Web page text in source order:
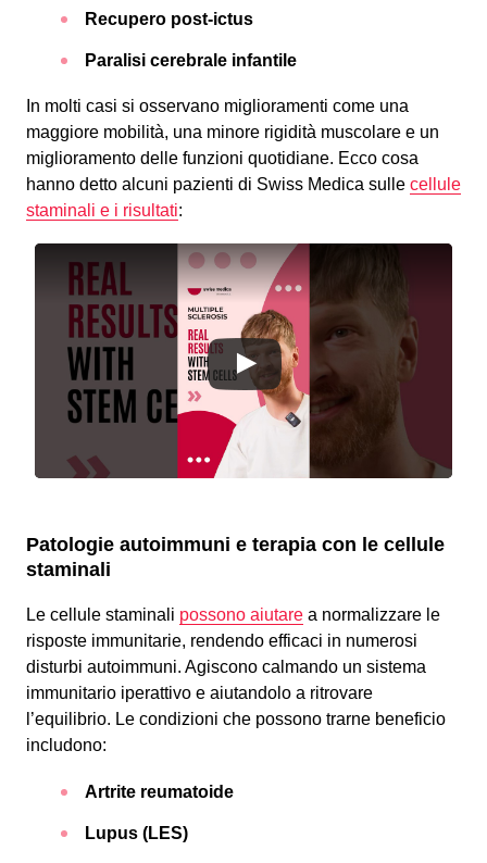
Recupero post-ictus
Paralisi cerebrale infantile
In molti casi si osservano miglioramenti come una
maggiore mobilità, una minore rigidità muscolare e un
miglioramento delle funzioni quotidiane. Ecco cosa
hanno detto alcuni pazienti di Swiss Medica sulle cellule
staminali e i risultati:
Patologie autoimmuni e terapia con le cellule
staminali
Le cellule staminali possono aiutare a normalizzare le
risposte immunitarie, rendendo efficaci in numerosi
disturbi autoimmuni. Agiscono calmando un sistema
immunitario iperattivo e aiutandolo a ritrovare
l’equilibrio. Le condizioni che possono trarne beneficio
includono:
Artrite reumatoide
Lupus (LES)